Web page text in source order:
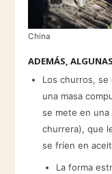
China
ADEMÁS,
Los churros, se
una masa
se mete en una
churrera), que
se fríen en
La forma